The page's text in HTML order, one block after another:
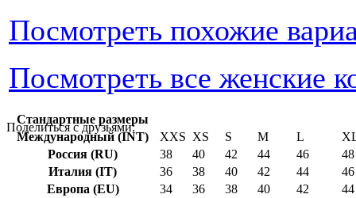
Посмотреть похожие
Посмотреть все женские
Поделиться с друзьями:
Стандартные размеры
Международный (INT)
XXS XS S M L
Россия (RU)
38 40 42 44 46
48
Италия (IT)
36 38 40 42 44
46
Европа (EU)
34 36 38 40 42
44